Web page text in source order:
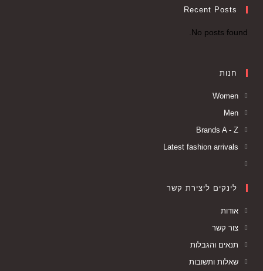
Recent Posts
No posts found.
חנות
Women
Men
Brands A - Z
Latest fashion arrivals
לינקים ליצירת קשר
אודות
צור קשר
תנאים והגבלות
שאלות ותשובות